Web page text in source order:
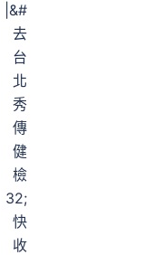
|&#
去
台
北
秀
傳
健
檢
32;
快
收